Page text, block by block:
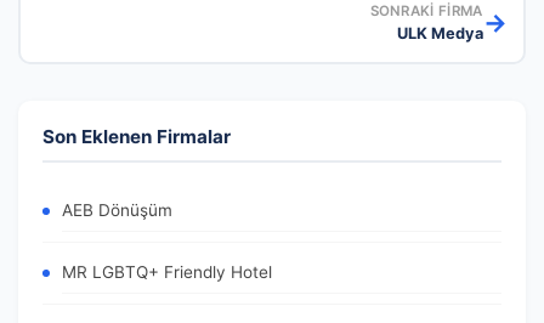
SONRAKI FIRMA
ULK Medya→
Son Eklenen Firmalar
AEB Dönüşüm
MR LGBTQ+ Friendly Hotel